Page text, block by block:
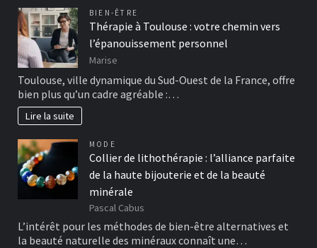
BIEN-ÊTRE
Thérapie à Toulouse : votre chemin vers
l’épanouissement personnel
Marise
Toulouse, ville dynamique du Sud-Ouest de la France, offre
bien plus qu’un cadre agréable :…
Lire la suite
MODE
Collier de lithothérapie : l’alliance parfaite
de la haute bijouterie et de la beauté
minérale
Pascal Cabus
L’intérêt pour les méthodes de bien-être alternatives et
la beauté naturelle des minéraux connaît une…